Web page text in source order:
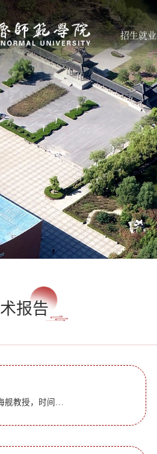
招生就业
报告
[ 主讲人：中国社会科学院工业经济研究所副所长李海舰教授，时间：2019年5月30日]